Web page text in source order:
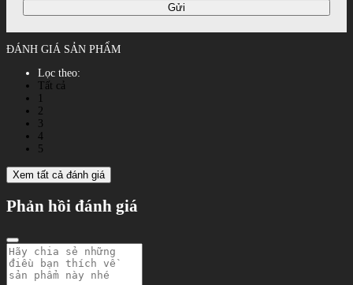
Gửi
ĐÁNH GIÁ SẢN PHẨM
Lọc theo:
Tất cả
2
3
4
5
Xem tất cả đánh giá
Phản hồi đánh giá